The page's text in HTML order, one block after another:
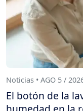
Noticias • AGO 5 /
El botón de la